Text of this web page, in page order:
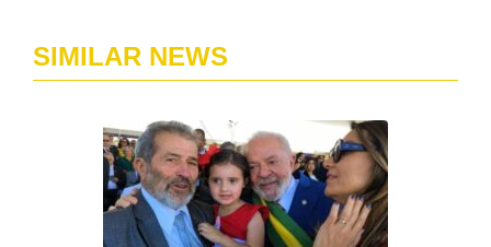
SIMILAR NEWS